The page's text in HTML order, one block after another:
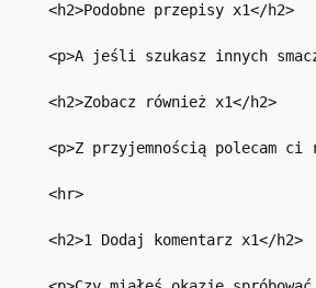
<h2>Podobne przepisy x1</h2>
<p>A jeśli szukasz innych
<h2>Zobacz również x1</h2>
<p>Z przyjemnością polecam
<hr>
<h2>1 Dodaj komentarz x1</h2>